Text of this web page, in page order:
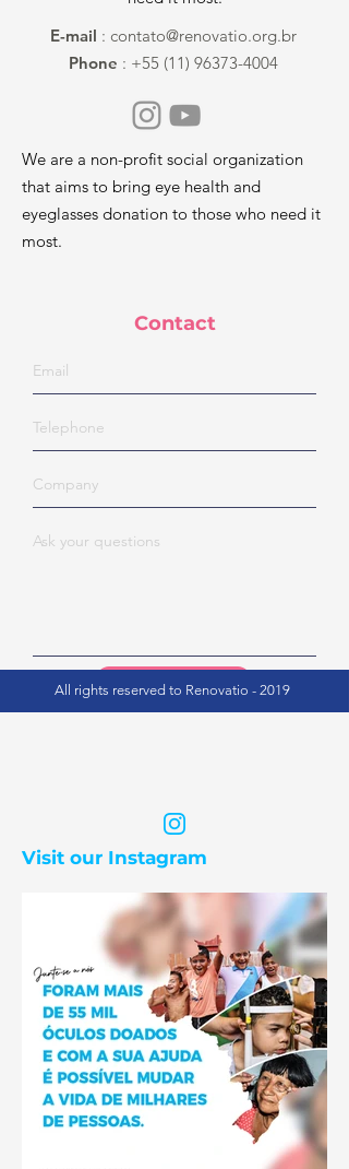
E-mail : contato@renovatio.org.br
Phone : +55 (11) 96373-4004
We are a non-profit social organization
that aims to bring eye health and
eyeglasses donation to those who need it
most.
Contact
Submit
Visit our Instagram
All rights reserved to Renovatio - 2019